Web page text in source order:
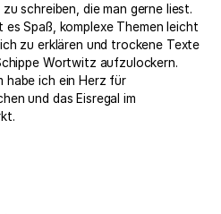
schreiben, die man gerne liest.
es Spaß, komplexe Themen leicht
zu erklären und trockene Texte
Wortwitz aufzulockern.
habe ich ein Herz für
und das Eisregal im